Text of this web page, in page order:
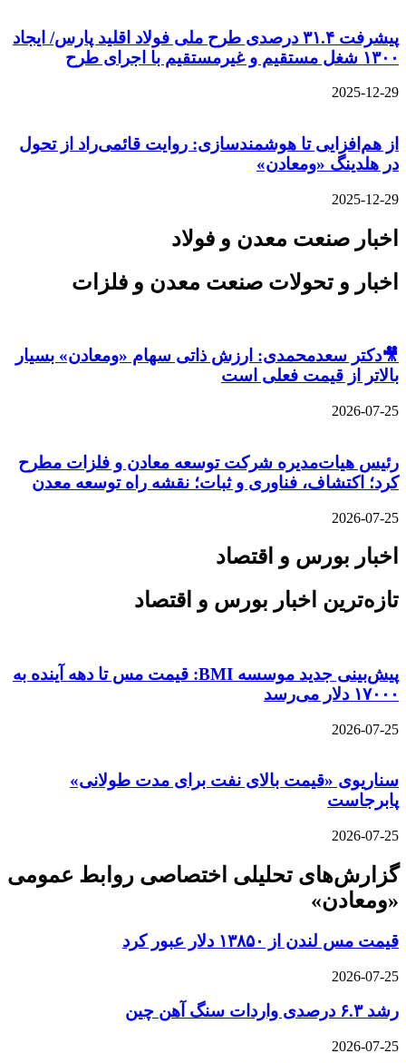
پیشرفت ۳۱.۴ درصدی طرح ملی فولاد اقلید پارس/ ایجاد
۱۳۰۰ شغل مستقیم و غیرمستقیم با اجرای طرح
2025-12-29
از هم‌افزایی تا هوشمندسازی: روایت قائمی‌راد از تحول
در هلدینگ «ومعادن»
2025-12-29
اخبار صنعت معدن و فولاد
اخبار و تحولات صنعت معدن و فلزات
🎥دکتر سعدمحمدی: ارزش ذاتی سهام «ومعادن» بسیار
بالاتر از قیمت فعلی است
2026-07-25
رئیس هیات‌مدیره شرکت توسعه معادن و فلزات مطرح
کرد؛ اکتشاف، فناوری و ثبات؛ نقشه راه توسعه معدن
2026-07-25
اخبار بورس و اقتصاد
تازه‌ترین اخبار بورس و اقتصاد
پیش‌بینی جدید موسسه BMI: قیمت مس تا دهه آینده به
۱۷۰۰۰ دلار می‌رسد
2026-07-25
سناریوی «قیمت بالای نفت برای مدت طولانی»
پابرجاست
2026-07-25
گزارش‌های تحلیلی اختصاصی روابط عمومی
«ومعادن»
قیمت مس لندن از ۱۳۸۵۰ دلار عبور کرد
2026-07-25
رشد ۶.۳ درصدی واردات سنگ آهن چین
2026-07-25